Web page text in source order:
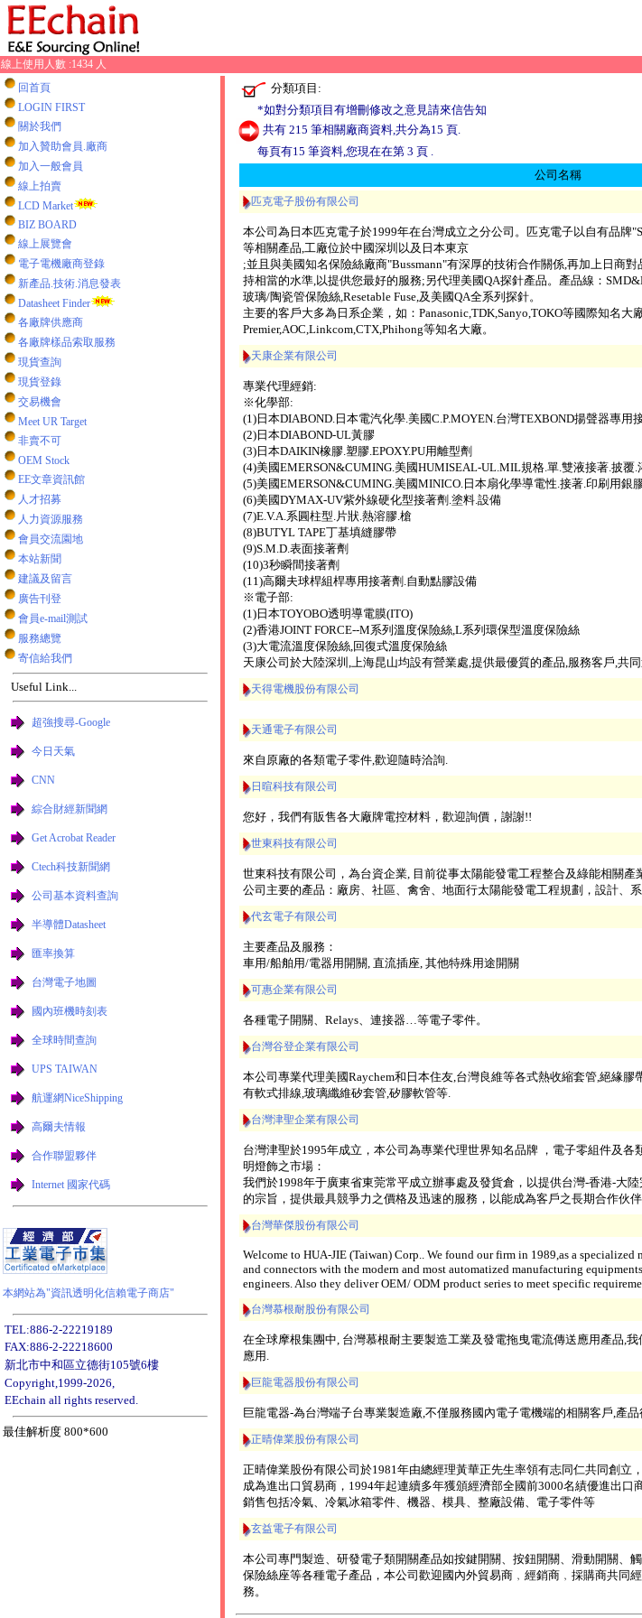
線上使用人數 :1434 人
回首頁
LOGIN FIRST
關於我們
加入贊助會員.廠商
加入一般會員
線上拍賣
LCD Market
BIZ BOARD
線上展覽會
電子電機廠商登錄
新產品.技術.消息發表
Datasheet Finder
各廠牌供應商
各廠牌樣品索取服務
現貨查詢
現貨登錄
交易機會
Meet UR Target
非賣不可
OEM Stock
EE文章資訊館
人才招募
人力資源服務
會員交流園地
本站新聞
建議及留言
廣告刊登
會員e-mail測試
服務總覽
寄信給我們
Useful Link...
超強搜尋-Google
今日天氣
CNN
綜合財經新聞網
Get Acrobat Reader
Ctech科技新聞網
公司基本資料查詢
半導體Datasheet
匯率換算
台灣電子地圖
國內班機時刻表
全球時間查詢
UPS TAIWAN
航運網NiceShipping
高爾夫情報
合作聯盟夥伴
Internet 國家代碼
本網站為"資訊透明化信賴電子商店"
TEL:886-2-22219189
FAX:886-2-22218600
新北市中和區立德街105號6樓
Copyright,1999-2026,
EEchain all rights reserved.
最佳解析度 800*600
分類項目:
*如對分類項目有增刪修改之意見請來信告知
共有 215 筆相關廠商資料,共分為15 頁.
每頁有15 筆資料,您現在在第 3 頁 .
公司名稱
匹克電子股份有限公司
本公司為日本匹克電子於1999年在台灣成立之分公司。匹克電子以自有品牌
等相關產品,工廠位於中國深圳以及日本東京
;並且與美國知名保險絲廠商"Bussmann"有深厚的技術合作關係,再加上日商
持相當的水準,以提供您最好的服務;另代理美國QA探針產品。產品線：
玻璃/陶瓷管保險絲,Resetable Fuse,及美國QA全系列探針。
主要的客戶大多為日系企業，如：Panasonic,TDK,Sanyo,TOKO等國際知名大
Premier,AOC,Linkcom,CTX,Phihong等知名大廠。
天康企業有限公司
專業代理經銷:
※化學部:
(1)日本DIABOND.日本電汽化學.美國C.P.MOYEN.台灣TEXBOND揚聲器專用
(2)日本DIABOND-UL黃膠
(3)日本DAIKIN橡膠.塑膠.EPOXY.PU用離型劑
(4)美國EMERSON&CUMING.美國HUMISEAL-UL.MIL規格.單.雙液接著.披覆.
(5)美國EMERSON&CUMING.美國MINICO.日本扇化學導電性.接著.印刷用銀
(6)美國DYMAX-UV紫外線硬化型接著劑.塗料.設備
(7)E.V.A.系圓柱型.片狀.熱溶膠.槍
(8)BUTYL TAPE丁基填縫膠帶
(9)S.M.D.表面接著劑
(10)3秒瞬間接著劑
(11)高爾夫球桿組桿專用接著劑.自動點膠設備
※電子部:
(1)日本TOYOBO透明導電膜(ITO)
(2)香港JOINT FORCE--M系列溫度保險絲,L系列環保型溫度保險絲
(3)大電流溫度保險絲,回復式溫度保險絲
天康公司於大陸深圳,上海昆山均設有營業處,提供最優質的產品,服務客戶,共
天得電機股份有限公司
天通電子有限公司
來自原廠的各類電子零件,歡迎隨時洽詢.
日暄科技有限公司
您好，我們有販售各大廠牌電控材料，歡迎詢價，謝謝!!
世東科技有限公司
世東科技有限公司，為台資企業, 目前從事太陽能發電工程整合及綠能相關產
公司主要的產品：廠房、社區、禽舍、地面行太陽能發電工程規劃，設計、
代玄電子有限公司
主要產品及服務：
車用/船舶用/電器用開關, 直流插座, 其他特殊用途開關
可惠企業有限公司
各種電子開關、Relays、連接器…等電子零件。
台灣谷登企業有限公司
本公司專業代理美國Raychem和日本住友,台灣良維等各式熱收縮套管,絕緣膠
有軟式排線,玻璃纖維矽套管,矽膠軟管等.
台灣津聖企業有限公司
台灣津聖於1995年成立，本公司為專業代理世界知名品牌 ，電子零組件及
明燈飾之市場：
我們於1998年于廣東省東莞常平成立辦事處及發貨倉，以提供台灣-香港-大
的宗旨，提供最具競爭力之價格及迅速的服務，以能成為客戶之長期合作伙伴
台灣華傑股份有限公司
Welcome to HUA-JIE (Taiwan) Corp.. We found our firm in 1989,as a
and connectors with the modern and most automatized manufacturing
engineers. Also they deliver OEM/ ODM product series to meet specific
台灣慕根耐股份有限公司
在全球摩根集團中, 台灣慕根耐主要製造工業及發電拖曳電流傳送應用產品,
應用.
巨龍電器股份有限公司
巨龍電器-為台灣端子台專業製造廠,不僅服務國內電子電機端的相關客戶,產
正晴偉業股份有限公司
正晴偉業股份有限公司於1981年由總經理黃華正先生率領有志同仁共同創立
成為進出口貿易商，1994年起連續多年獲頒經濟部全國前3000名績優進出口
銷售包括冷氣、冷氣冰箱零件、機器、模具、整廠設備、電子零件等
玄益電子有限公司
本公司專門製造、研發電子類開關產品如按鍵開關、按鈕開關、滑動開關、
保險絲座等各種電子產品，本公司歡迎國內外貿易商﹐經銷商﹐採購商共同
務。